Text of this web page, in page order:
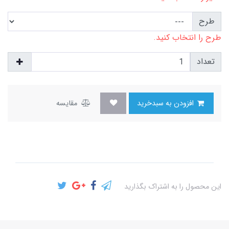
طرح
طرح را انتخاب کنید.
تعداد
مقایسه
این محصول را به اشتراک بگذارید